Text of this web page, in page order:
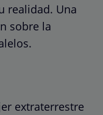
realidad. Una
sobre la
extraterrestre